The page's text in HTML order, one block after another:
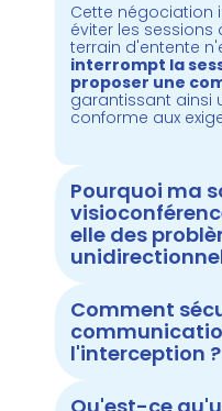
Cette négociation
éviter les sessions
terrain d'entente
interrompt la
proposer une
garantissant ainsi
conforme aux
Pourquoi ma
elle des
Comment
l'interception ?